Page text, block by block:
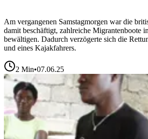
Am vergangenen Samstagmorgen war die
damit beschäftigt, zahlreiche Migrantenboote
bewältigen. Dadurch verzögerte sich die
und eines Kajakfahrers.
2 Min•07.06.25